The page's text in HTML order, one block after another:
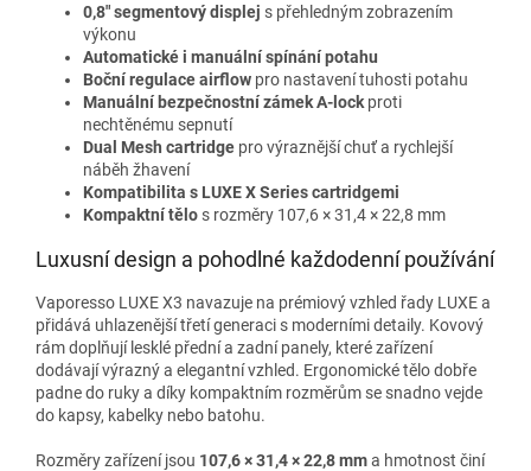
0,8" segmentový displej s přehledným zobrazením
výkonu
Automatické i manuální spínání potahu
Boční regulace airflow pro nastavení tuhosti potahu
Manuální bezpečnostní zámek A-lock proti
nechtěnému sepnutí
Dual Mesh cartridge pro výraznější chuť a rychlejší
náběh žhavení
Kompatibilita s LUXE X Series cartridgemi
Kompaktní tělo s rozměry 107,6 × 31,4 × 22,8 mm
Luxusní design a pohodlné každodenní používání
Vaporesso LUXE X3 navazuje na prémiový vzhled řady LUXE a
přidává uhlazenější třetí generaci s moderními detaily. Kovový
rám doplňují lesklé přední a zadní panely, které zařízení
dodávají výrazný a elegantní vzhled. Ergonomické tělo dobře
padne do ruky a díky kompaktním rozměrům se snadno vejde
do kapsy, kabelky nebo batohu.
Rozměry zařízení jsou 107,6 × 31,4 × 22,8 mma hmotnost činí